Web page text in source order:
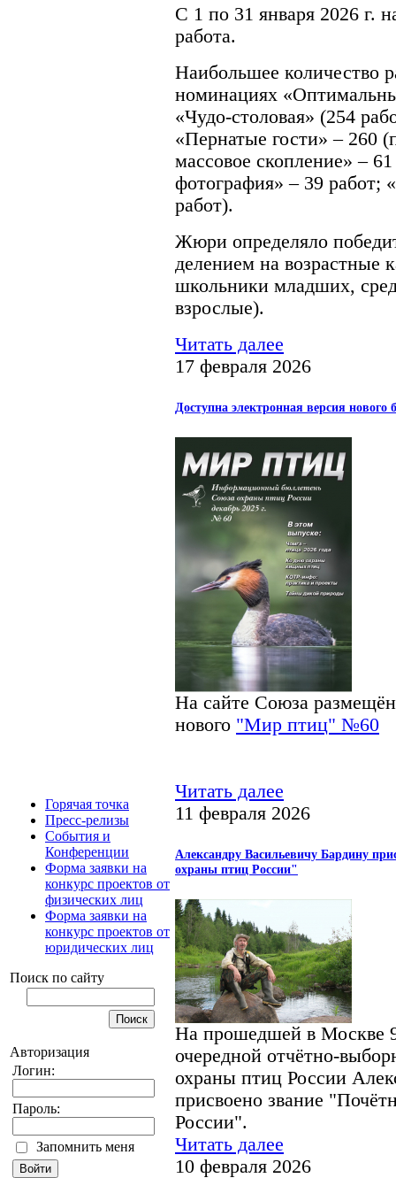
Горячая точка
Пресс-релизы
События и
Конференции
Форма заявки на
конкурс проектов от
физических лиц
Форма заявки на
конкурс проектов от
юридических лиц
Поиск по сайту
Авторизация
Логин:
Пароль:
Запомнить меня
С 1 по 31 января 2026 г.
работа.
Наибольшее количество
номинациях
«Чудо-столовая» (254
«Пернатые гости» – 260
массовое скопление» –
фотография» – 39 работ;
работ).
Жюри определяло
делением на возрастные
школьники младших,
взрослые).
Читать далее
17 февраля 2026
Доступна электронная версия
На сайте Союза
нового "Мир птиц" №60
Читать далее
11 февраля 2026
Александру Васильевичу Бардину
охраны птиц России"
На прошедшей в Москве
очередной отчётно-
охраны птиц России
присвоено звание
России".
Читать далее
10 февраля 2026